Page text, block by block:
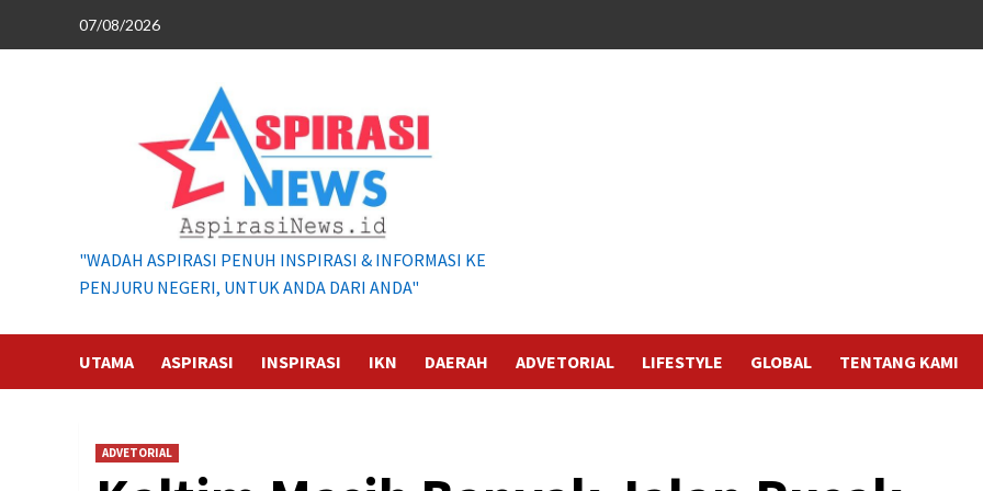
07/08/2026
"WADAH ASPIRASI PENUH INSPIRASI & INFORMASI KE
PENJURU NEGERI, UNTUK ANDA DARI ANDA"
UTAMA ASPIRASI INSPIRASI IKN DAERAH ADVETORIAL LIFESTYLE GLOBAL TENTANG KAMI
ADVETORIAL